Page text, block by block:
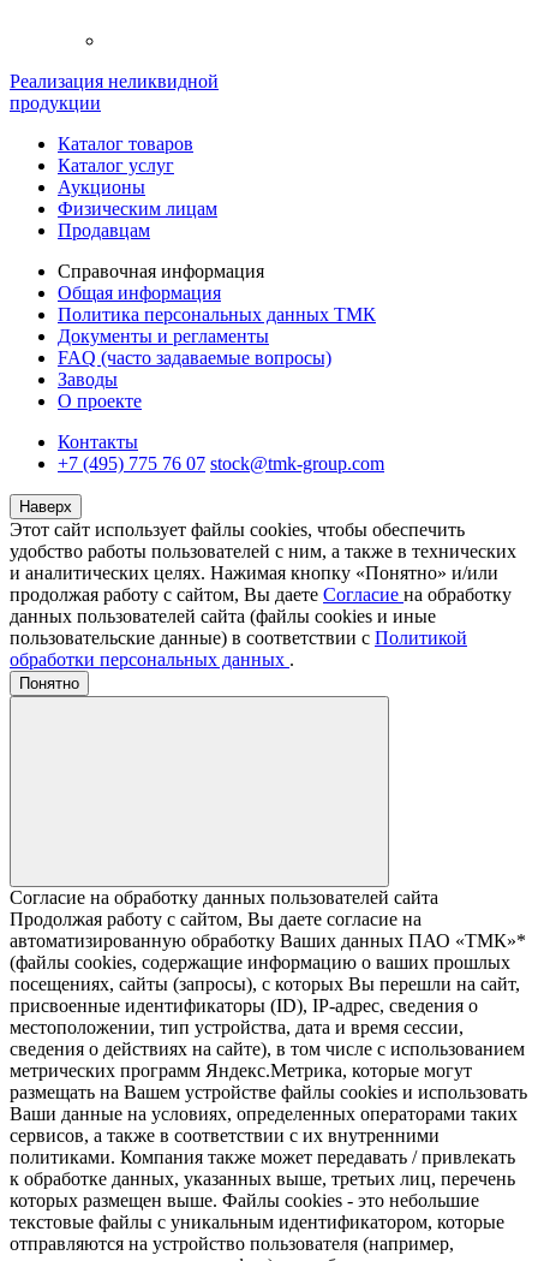
Реализация неликвидной
продукции
Каталог товаров
Каталог услуг
Аукционы
Физическим лицам
Продавцам
Справочная информация
Общая информация
Политика персональных данных ТМК
Документы и регламенты
FAQ (часто задаваемые вопросы)
Заводы
О проекте
Контакты
+7 (495) 775 76 07 stock@tmk-group.com
Наверх
Этот сайт использует файлы cookies, чтобы обеспечить
удобство работы пользователей с ним, а также в технических
и аналитических целях. Нажимая кнопку «Понятно» и/или
продолжая работу с сайтом, Вы даете Согласие на обработку
данных пользователей сайта (файлы cookies и иные
пользовательские данные) в соответствии с Политикой
обработки персональных данных .
Понятно
Согласие на обработку данных пользователей сайта
Продолжая работу с сайтом, Вы даете согласие на
автоматизированную обработку Ваших данных ПАО «ТМК»*
(файлы cookies, содержащие информацию о ваших прошлых
посещениях, сайты (запросы), с которых Вы перешли на сайт,
присвоенные идентификаторы (ID), IP-адрес, сведения о
местоположении, тип устройства, дата и время сессии,
сведения о действиях на сайте), в том числе с использованием
метрических программ Яндекс.Метрика, которые могут
размещать на Вашем устройстве файлы cookies и использовать
Ваши данные на условиях, определенных операторами таких
сервисов, а также в соответствии с их внутренними
политиками. Компания также может передавать / привлекать
к обработке данных, указанных выше, третьих лиц, перечень
которых размещен выше. Файлы cookies - это небольшие
текстовые файлы с уникальным идентификатором, которые
отправляются на устройство пользователя (например,